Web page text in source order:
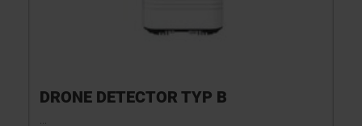
DRONE DETECTOR TYP B